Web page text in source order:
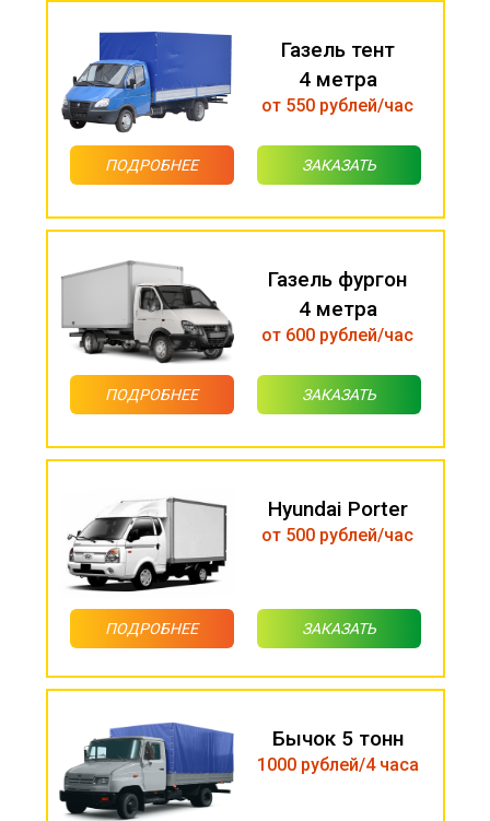
Газель тент
4 метра
от 550 рублей/час
ПОДРОБНЕЕ ЗАКАЗАТЬ
Газель фургон
4 метра
от 600 рублей/час
ПОДРОБНЕЕ ЗАКАЗАТЬ
Hyundai Porter
от 500 рублей/час
ПОДРОБНЕЕ ЗАКАЗАТЬ
Бычок 5 тонн
1000 рублей/4 часа